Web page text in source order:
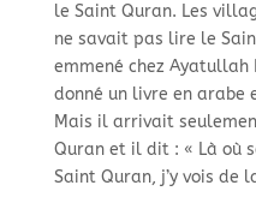
le Saint Quran. Les
ne savait pas lire le
emmené chez Ayatullah
donné un livre en
Mais il arrivait
Quran et il dit : « Là où
Saint Quran, j’y vois de